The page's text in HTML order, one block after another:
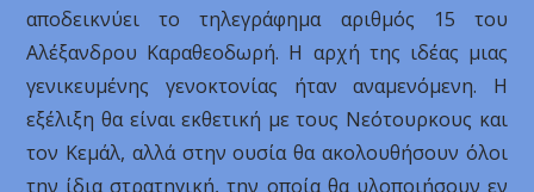
αποδεικνύει το τηλεγράφημα αριθμός 15 του
Αλέξανδρου Καραθεοδωρή. Η αρχή της ιδέας μιας
γενικευμένης γενοκτονίας ήταν αναμενόμενη. Η
εξέλιξη θα είναι εκθετική με τους Νεότουρκους και
τον Κεμάλ, αλλά στην ουσία θα ακολουθήσουν όλοι
την ίδια στρατηγική, την οποία θα υλοποιήσουν εν